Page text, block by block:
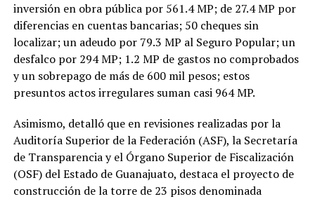
inversión en obra pública por 561.4 MP; de 27.4 MP por
diferencias en cuentas bancarias; 50 cheques sin
localizar; un adeudo por 79.3 MP al Seguro Popular; un
desfalco por 294 MP; 1.2 MP de gastos no comprobados
y un sobrepago de más de 600 mil pesos; estos
presuntos actos irregulares suman casi 964 MP.
Asimismo, detalló que en revisiones realizadas por la
Auditoría Superior de la Federación (ASF), la Secretaría
de Transparencia y el Órgano Superior de Fiscalización
(OSF) del Estado de Guanajuato, destaca el proyecto de
construcción de la torre de 23 pisos denominada